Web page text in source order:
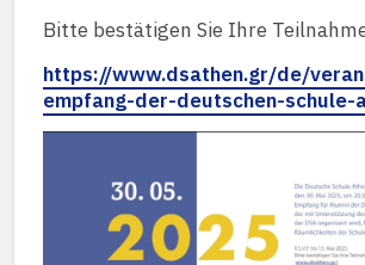
Bitte bestätigen Sie Ihre
https://www.dsathen.gr/de/
empfang-der-deutschen-schule-